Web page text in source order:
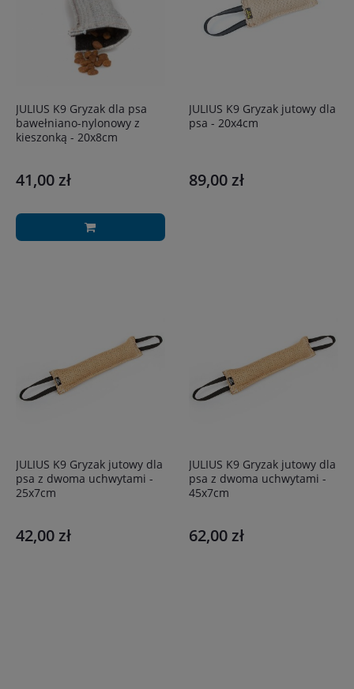
JULIUS K9 Gryzak dla psa
bawełniano-nylonowy z
kieszonką - 20x8cm
41,00 zł
JULIUS K9 Gryzak jutowy dla
psa - 20x4cm
89,00 zł
JULIUS K9 Gryzak jutowy dla
psa z dwoma uchwytami -
25x7cm
42,00 zł
JULIUS K9 Gryzak jutowy dla
psa z dwoma uchwytami -
45x7cm
62,00 zł